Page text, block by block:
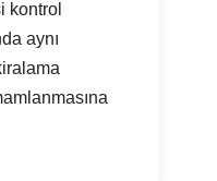
kontrol
aynı